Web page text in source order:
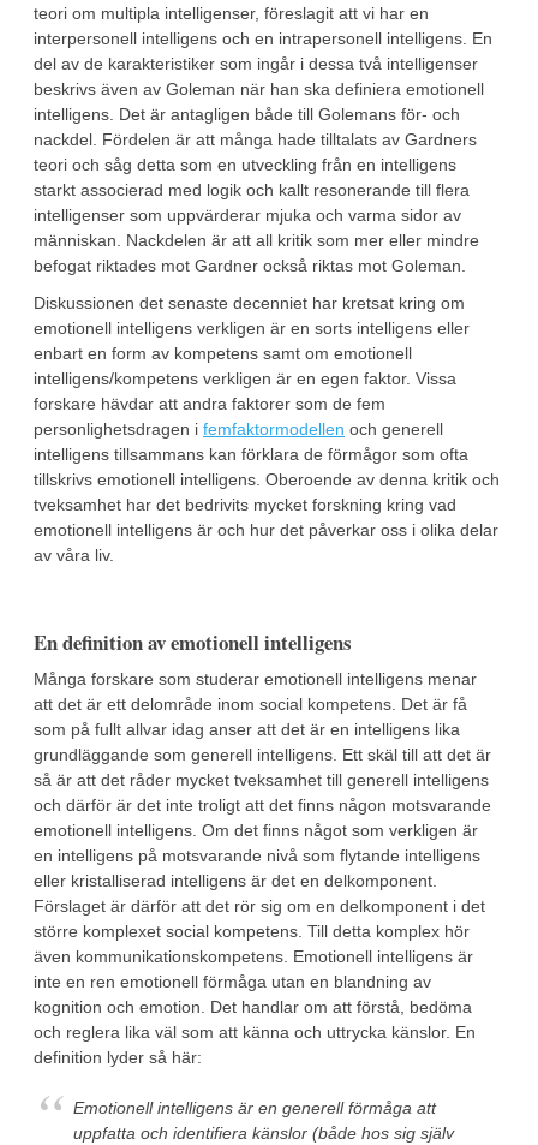
teori om multipla intelligenser, föreslagit att vi har en
interpersonell intelligens och en intrapersonell intelligens. En
del av de karakteristiker som ingår i dessa två intelligenser
beskrivs även av Goleman när han ska definiera emotionell
intelligens. Det är antagligen både till Golemans för- och
nackdel. Fördelen är att många hade tilltalats av Gardners
teori och såg detta som en utveckling från en intelligens
starkt associerad med logik och kallt resonerande till flera
intelligenser som uppvärderar mjuka och varma sidor av
människan. Nackdelen är att all kritik som mer eller mindre
befogat riktades mot Gardner också riktas mot Goleman.
Diskussionen det senaste decenniet har kretsat kring om
emotionell intelligens verkligen är en sorts intelligens eller
enbart en form av kompetens samt om emotionell
intelligens/kompetens verkligen är en egen faktor. Vissa
forskare hävdar att andra faktorer som de fem
personlighetsdragen i femfaktormodellen och generell
intelligens tillsammans kan förklara de förmågor som ofta
tillskrivs emotionell intelligens. Oberoende av denna kritik och
tveksamhet har det bedrivits mycket forskning kring vad
emotionell intelligens är och hur det påverkar oss i olika delar
av våra liv.
En definition av emotionell intelligens
Många forskare som studerar emotionell intelligens menar
att det är ett delområde inom social kompetens. Det är få
som på fullt allvar idag anser att det är en intelligens lika
grundläggande som generell intelligens. Ett skäl till att det är
så är att det råder mycket tveksamhet till generell intelligens
och därför är det inte troligt att det finns någon motsvarande
emotionell intelligens. Om det finns något som verkligen är
en intelligens på motsvarande nivå som flytande intelligens
eller kristalliserad intelligens är det en delkomponent.
Förslaget är därför att det rör sig om en delkomponent i det
större komplexet social kompetens. Till detta komplex hör
även kommunikationskompetens. Emotionell intelligens är
inte en ren emotionell förmåga utan en blandning av
kognition och emotion. Det handlar om att förstå, bedöma
och reglera lika väl som att känna och uttrycka känslor. En
definition lyder så här:
Emotionell intelligens är en generell förmåga att
uppfatta och identifiera känslor (både hos sig själv